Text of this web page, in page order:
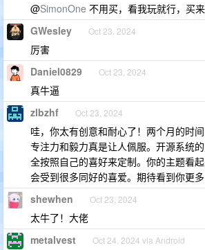
@SimonOne 不用买，看我玩就行，买
GWesley Oct 23, 2024
厉害
Daniel0829 Oct 23, 2024
真牛逼
zlbzhf Oct 23, 2024
哇，你太有创意和耐心了！两个月的时
专注力和毅力真是让人佩服。开源系统
全按照自己的喜好来定制。你的主题看
会受到很多同好的喜爱。期待看到你更多
shewhen Oct 23, 2024
太牛了！大佬
metalvest Oct 24, 2024 via Android